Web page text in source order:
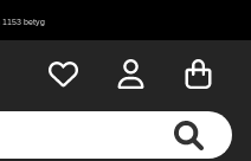
1153 betyg